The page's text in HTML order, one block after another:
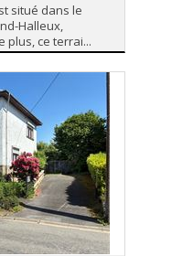
situé dans le
Halleux,
plus, ce terrai...